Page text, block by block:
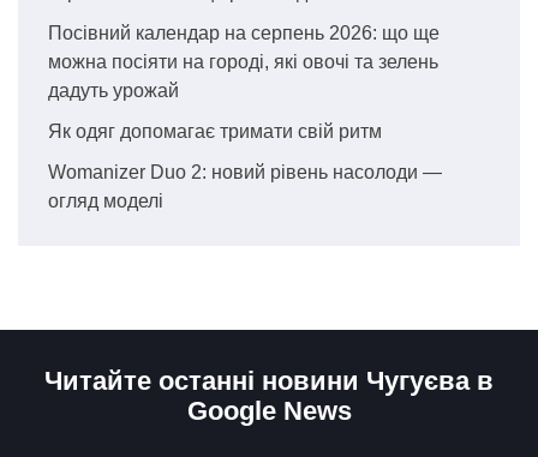
Посівний календар на серпень 2026: що ще
можна посіяти на городі, які овочі та зелень
дадуть урожай
Як одяг допомагає тримати свій ритм
Womanizer Duo 2: новий рівень насолоди —
огляд моделі
Читайте останні новини Чугуєва в
Google News